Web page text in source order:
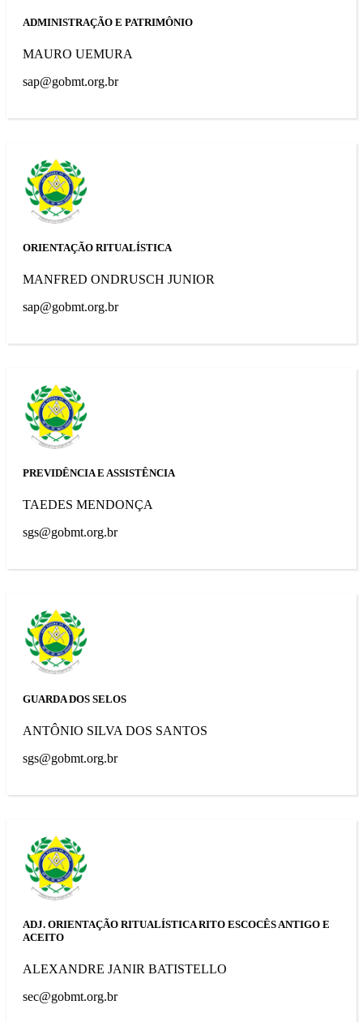
ADMINISTRAÇÃO E PATRIMÔNIO
MAURO UEMURA
sap@gobmt.org.br
ORIENTAÇÃO RITUALÍSTICA
MANFRED ONDRUSCH JUNIOR
sap@gobmt.org.br
PREVIDÊNCIA E ASSISTÊNCIA
TAEDES MENDONÇA
sgs@gobmt.org.br
GUARDA DOS SELOS
ANTÔNIO SILVA DOS SANTOS
sgs@gobmt.org.br
ADJ. ORIENTAÇÃO RITUALÍSTICA RITO ESCOCÊS ANTIGO E
ACEITO
ALEXANDRE JANIR BATISTELLO
sec@gobmt.org.br